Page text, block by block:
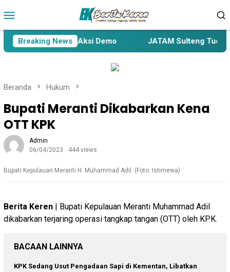
ke
Mobile
Breaking News
akan Gelar Aksi Demo JATAM Sulteng Tuding
Beranda Hukum
Bupati Meranti Dikabarkan Kena
OTT KPK
Admin
06/04/2023
444 views
Bupati Kepulauan Meranti H. Muhammad Adil. (Foto: Istimewa)
Berita Keren | Bupati Kepulauan Meranti Muhammad Adil
dikabarkan terjaring operasi tangkap tangan (OTT) oleh KPK.
BACAAN LAINNYA
KPK Sedang Usut Pengadaan Sapi di Kementan, Libatkan